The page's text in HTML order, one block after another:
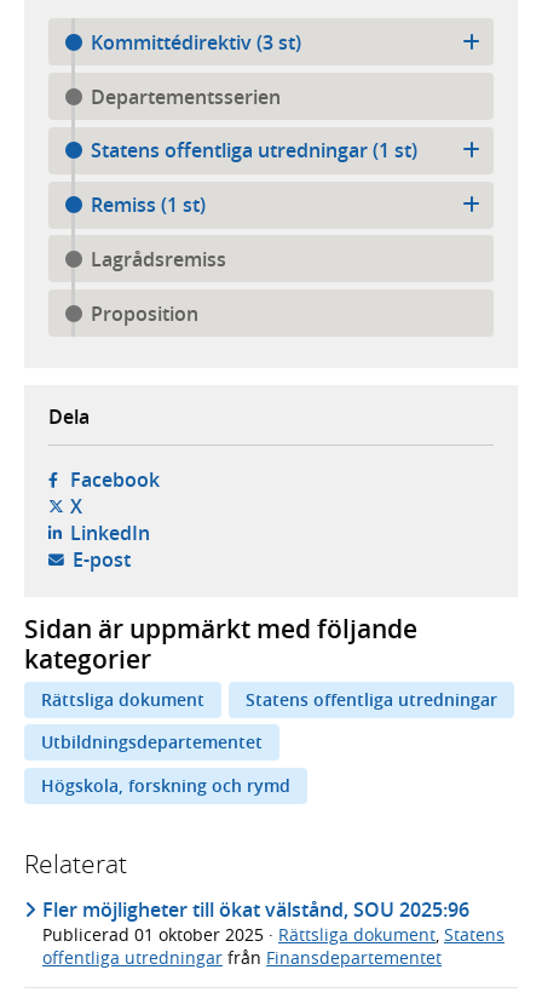
Kommittédirektiv (3 st)
Departementsserien
Statens offentliga utredningar (1 st)
Remiss (1 st)
Lagrådsremiss
Proposition
Dela
Facebook- öppnas i ny flik, extern webbplats,
X- öppnas i ny flik, extern webbplats,
LinkedIn- öppnas i ny flik, extern webbplats,
E-post- öppnar din e-postklient,
Sidan är uppmärkt med följande
kategorier
Rättsliga dokument
Statens offentliga utredningar
Utbildningsdepartementet
Högskola, forskning och rymd
Relaterat
Fler möjligheter till ökat välstånd, SOU 2025:96
Publicerad 01 oktober 2025 · Rättsliga dokument, Statens
offentliga utredningar från Finansdepartementet